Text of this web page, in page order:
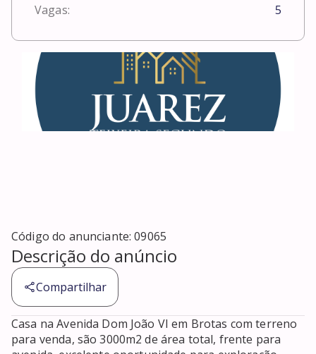
Vagas: 5
Código do anunciante:09065
Descrição do anúncio
Compartilhar
Casa na Avenida Dom João VI em Brotas com terreno
para venda, são 3000m2 de área total, frente para